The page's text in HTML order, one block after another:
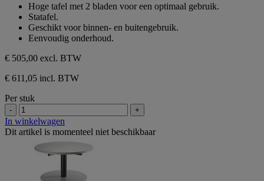
sterren.
Hoge tafel met 2 bladen voor een optimaal gebruik.
Statafel.
Geschikt voor binnen- en buitengebruik.
Eenvoudig onderhoud.
€ 505,00 excl. BTW
€ 611,05 incl. BTW
Per stuk
- +
In winkelwagen
Dit artikel is momenteel niet beschikbaar